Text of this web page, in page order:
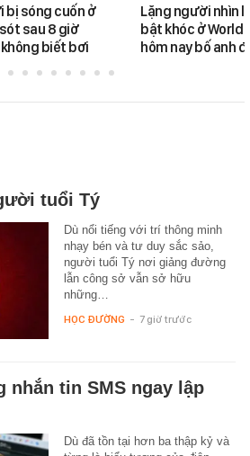
bị sóng cuốn ở
sau 8 giờ
biết bơi
Lặng người nhìn
bật khóc ở World
hôm nay bố anh
tuổi Tý
Dù nổi tiếng với trí thông minh
nhạy bén và tư duy sắc sảo,
người tuổi Tý nơi giảng đường
lẫn công sở vẫn sở hữu
những…
HỌC ĐƯỜNG - 7 giờ trước
nhắn tin SMS ngay lập
Dù đã tồn tại hơn ba thập kỷ và